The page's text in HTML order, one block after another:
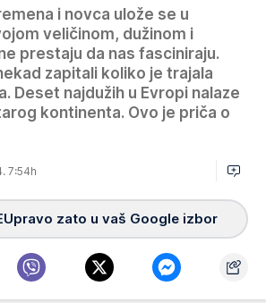
i novca ulože se u
veličinom, dužinom i
prestaju da nas fasciniraju.
zapitali koliko je trajala
Deset najdužih u Evropi nalaze
kontinenta. Ovo je priča o
7:54h
zato u vaš Google izbor